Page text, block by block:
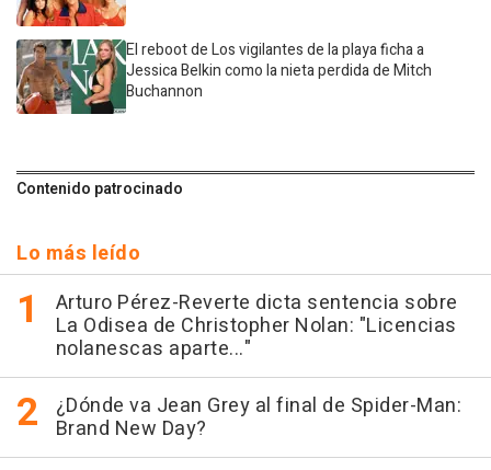
El reboot de Los vigilantes de la playa ficha a
Jessica Belkin como la nieta perdida de Mitch
Buchannon
Contenido patrocinado
Lo más leído
Arturo Pérez-Reverte dicta sentencia sobre
La Odisea de Christopher Nolan: "Licencias
nolanescas aparte..."
¿Dónde va Jean Grey al final de Spider-Man:
Brand New Day?